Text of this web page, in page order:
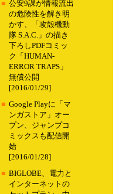
■ 公安9課が情報流出
の危険性を解き明
かす、「攻殻機動
隊 S.A.C.」の描き
下ろしPDFコミッ
ク「HUMAN-
ERROR TRAPS」
無償公開
[2016/01/29]
■ Google Playに「マ
ンガストア」オー
プン、ジャンプコ
ミックスも配信開
始
[2016/01/28]
■ BIGLOBE、電力と
インターネットの